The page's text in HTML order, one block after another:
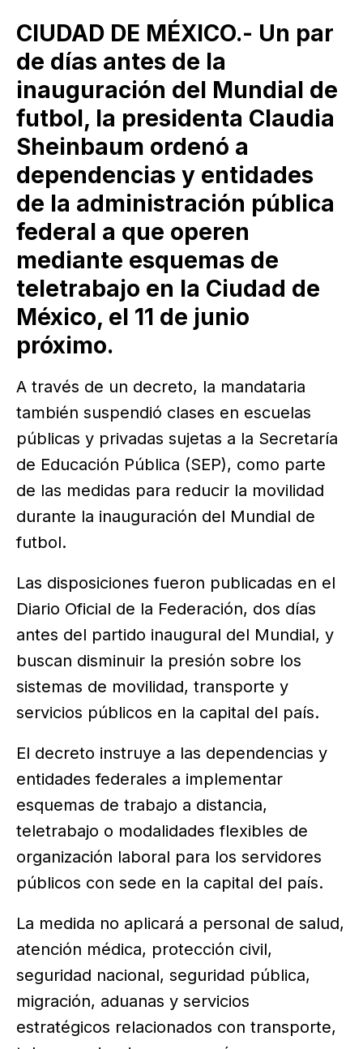
CIUDAD DE MÉXICO.- Un par
de días antes de la
inauguración del Mundial de
futbol, la presidenta Claudia
Sheinbaum ordenó a
dependencias y entidades
de la administración pública
federal a que operen
mediante esquemas de
teletrabajo en la Ciudad de
México, el 11 de junio
próximo.
A través de un decreto, la mandataria
también suspendió clases en escuelas
públicas y privadas sujetas a la Secretaría
de Educación Pública (SEP), como parte
de las medidas para reducir la movilidad
durante la inauguración del Mundial de
futbol.
Las disposiciones fueron publicadas en el
Diario Oficial de la Federación, dos días
antes del partido inaugural del Mundial, y
buscan disminuir la presión sobre los
sistemas de movilidad, transporte y
servicios públicos en la capital del país.
El decreto instruye a las dependencias y
entidades federales a implementar
esquemas de trabajo a distancia,
teletrabajo o modalidades flexibles de
organización laboral para los servidores
públicos con sede en la capital del país.
La medida no aplicará a personal de salud,
atención médica, protección civil,
seguridad nacional, seguridad pública,
migración, aduanas y servicios
estratégicos relacionados con transporte,